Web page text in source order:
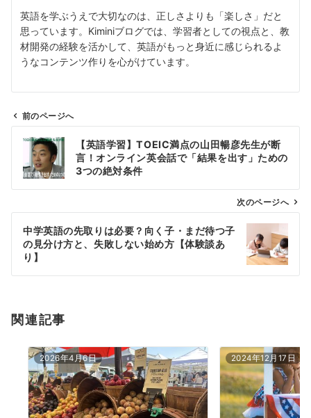
英語を学ぶうえで大切なのは、正しさよりも「楽しさ」だと
思っています。Kiminiブログでは、学習者としての視点と、教
材開発の経験を活かして、英語がもっと身近に感じられるよ
うなコンテンツ作りを心がけています。
ビ
ン
前のページへ
【英語学習】TOEIC満点の山田暢彦先生が断
言！オンライン英会話で「結果を出す」ための
3つの絶対条件
次のページへ
中学英語の先取りは必要？向く子・まだ待つ子
の見分け方と、失敗しない始め方【体験談あ
り】
関連記事
2026年4月6日 2024年12月17日